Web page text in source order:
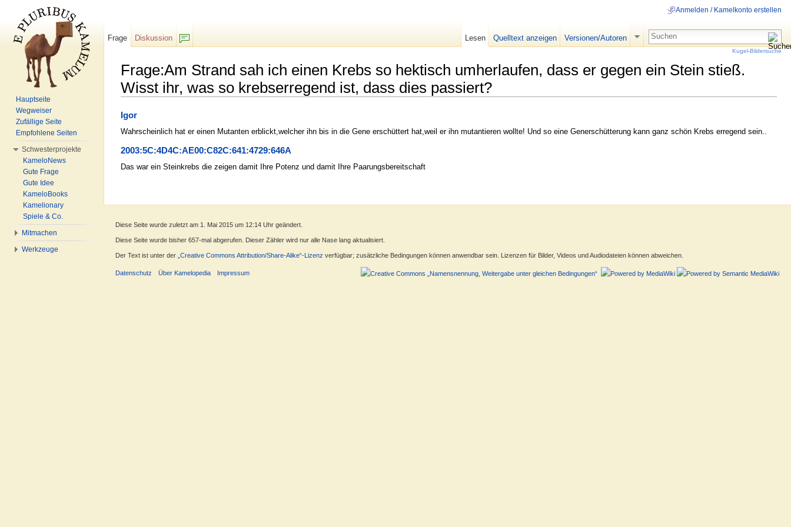
Frage:Am Strand sah ich einen Krebs so hektisch umherlaufen, dass er gegen ein Stein stieß.
Wisst ihr, was so krebserregend ist, dass dies passiert?
Igor
Wahrscheinlich hat er einen Mutanten erblickt,welcher ihn bis in die Gene erschüttert hat,weil er ihn mutantieren wollte! Und so eine Generschütterung kann ganz schön Krebs erregend sein..
2003:5C:4D4C:AE00:C82C:641:4729:646A
Das war ein Steinkrebs die zeigen damit Ihre Potenz und damit Ihre Paarungsbereitschaft
Anmelden / Kamelkonto erstellen
Frage
Diskussion
Lesen Quelltext anzeigen Versionen/Autoren
Kugel-Bildersuche
Hauptseite
Wegweiser
Zufällige Seite
Empfohlene Seiten
Schwesterprojekte
KameloNews
Gute Frage
Gute Idee
KameloBooks
Kamelionary
Spiele & Co.
Mitmachen
Werkzeuge
Diese Seite wurde zuletzt am 1. Mai 2015 um 12:14 Uhr geändert.
Diese Seite wurde bisher 657-mal abgerufen. Dieser Zähler wird nur alle Nase lang aktualisiert.
Der Text ist unter der „Creative Commons Attribution/Share-Alike“-Lizenz verfügbar; zusätzliche Bedingungen können anwendbar sein. Lizenzen für Bilder, Videos und Audiodateien können abweichen.
Datenschutz Über Kamelopedia Impressum